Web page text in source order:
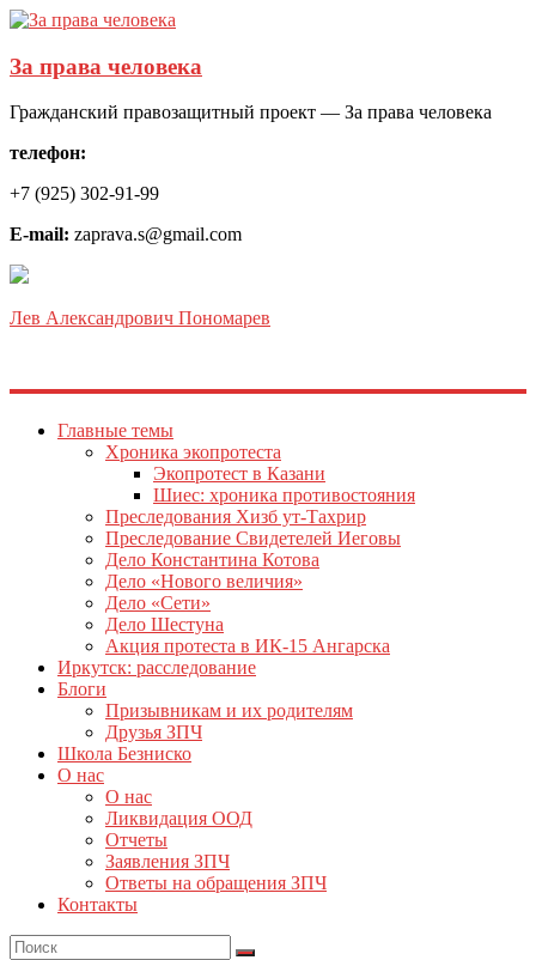
За права человека
Гражданский правозащитный проект — За права человека
телефон:
+7 (925) 302-91-99
E-mail: zaprava.s@gmail.com
Лев Александрович Пономарев
Главные темы
Хроника экопротеста
Экопротест в Казани
Шиес: хроника противостояния
Преследования Хизб ут-Тахрир
Преследование Свидетелей Иеговы
Дело Константина Котова
Дело «Нового величия»
Дело «Сети»
Дело Шестуна
Акция протеста в ИК-15 Ангарска
Иркутск: расследование
Блоги
Призывникам и их родителям
Друзья ЗПЧ
Школа Безниско
О нас
О нас
Ликвидация ООД
Отчеты
Заявления ЗПЧ
Ответы на обращения ЗПЧ
Контакты